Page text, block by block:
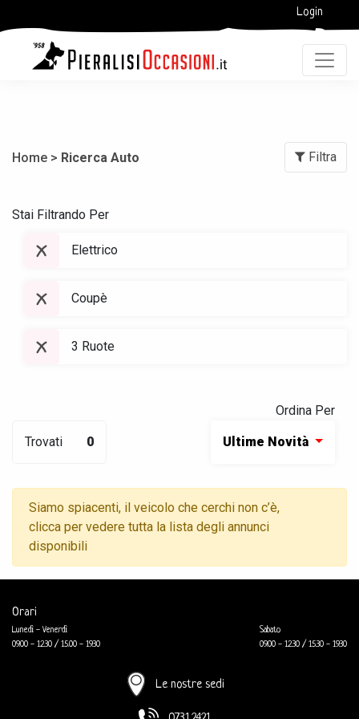
Login
Home > Ricerca Auto Filtra
Stai Filtrando Per
Elettrico
Coupè
3 Ruote
Trovati 0
Ordina Per
Ultime Novità
Siamo spiacenti, il veicolo che cerchi non c’è,
clicca per vedere tutta la lista degli annunci
disponibili
Orari
Lunedì - Venerdì
09.00 - 12.30 / 15.00 - 19.30
Sabato
09.00 - 12.30 / 15.30 - 19.30
Le nostre sedi